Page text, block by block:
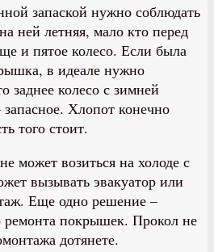
запаской нужно соблюдать
ней летняя, мало кто перед
и пятое колесо. Если была
в идеале нужно
заднее колесо с зимней
Хлопот конечно
того стоит.
может возиться на холоде с
вызывать эвакуатор или
Еще одно решение –
ремонта покрышек. Прокол не
дотянете.